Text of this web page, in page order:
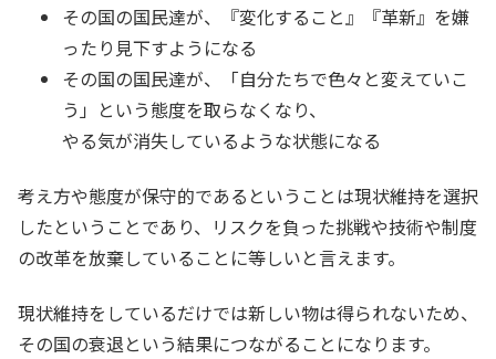
その国の国民達が、『変化すること』『革新』を嫌
ったり見下すようになる
その国の国民達が、「自分たちで色々と変えていこ
う」という態度を取らなくなり、
やる気が消失しているような状態になる
考え方や態度が保守的であるということは現状維持を選択
したということであり、 リスクを負った挑戦や技術や制度
の改革を放棄していることに等しいと言えます。
現状維持をしているだけでは新しい物は得られないため、
その国の衰退という結果につながることになります。